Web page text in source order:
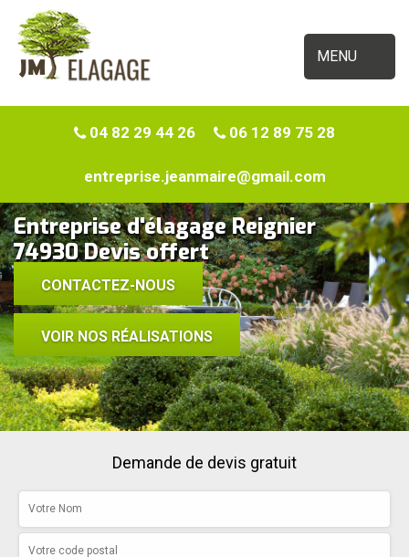
MENU
04 82 29 44 26 06 12 89 75 28
entreprise.jeanmaire@gmail.com
Entreprise d'élagage Reignier
74930 Devis offert
CONTACTEZ-NOUS
VOIR NOS RÉALISATIONS
Demande de devis gratuit